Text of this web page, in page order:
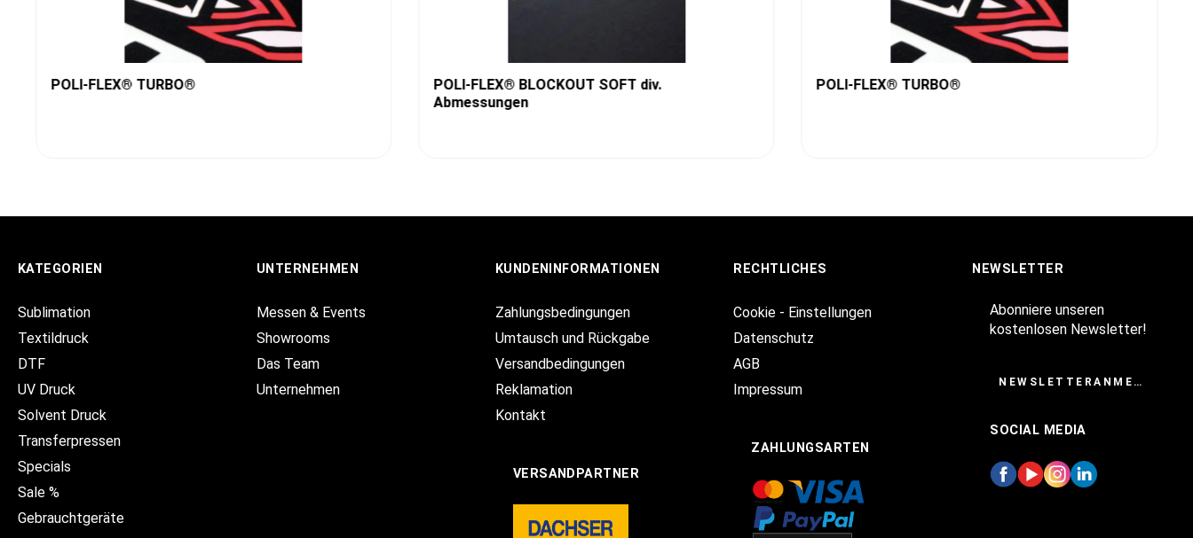
POLI-FLEX® TURBO®
POLI-FLEX® BLOCKOUT SOFT div.
Abmessungen
POLI-FLEX® TURBO®
KATEGORIEN
Sublimation
Textildruck
DTF
UV Druck
Solvent Druck
Transferpressen
Specials
Sale %
Gebrauchtgeräte
UNTERNEHMEN
Messen & Events
Showrooms
Das Team
Unternehmen
KUNDENINFORMATIONEN
Zahlungsbedingungen
Umtausch und Rückgabe
Versandbedingungen
Reklamation
Kontakt
VERSANDPARTNER
RECHTLICHES
Cookie - Einstellungen
Datenschutz
AGB
Impressum
ZAHLUNGSARTEN
NEWSLETTER
Abonniere unseren
kostenlosen Newsletter!
NEWSLETTERANMELDUNG
SOCIAL MEDIA